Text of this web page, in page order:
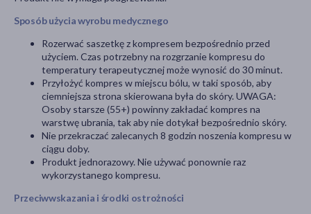
Sposób użycia wyrobu medycznego
Rozerwać saszetkę z kompresem bezpośrednio przed
użyciem. Czas potrzebny na rozgrzanie kompresu do
temperatury terapeutycznej może wynosić do 30 minut.
Przyłożyć kompres w miejscu bólu, w taki sposób, aby
ciemniejsza strona skierowana była do skóry. UWAGA:
Osoby starsze (55+) powinny zakładać kompres na
warstwę ubrania, tak aby nie dotykał bezpośrednio skóry.
Nie przekraczać zalecanych 8 godzin noszenia kompresu w
ciągu doby.
Produkt jednorazowy. Nie używać ponownie raz
wykorzystanego kompresu.
Przeciwwskazania i środki ostrożności